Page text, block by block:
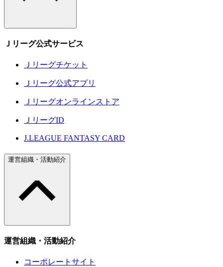
Ｊリーグ公式サービス
Ｊリーグチケット
Ｊリーグ公式アプリ
Ｊリーグオンラインストア
ＪリーグID
J.LEAGUE FANTASY CARD
運営組織・活動紹介
運営組織・活動紹介
コーポレートサイト